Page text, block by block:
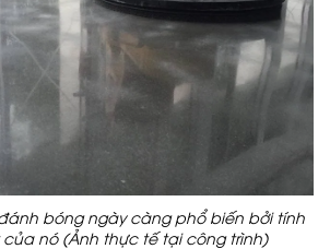
bóng ngày càng phổ biến bởi tính
nó (Ảnh thực tế tại công trình)